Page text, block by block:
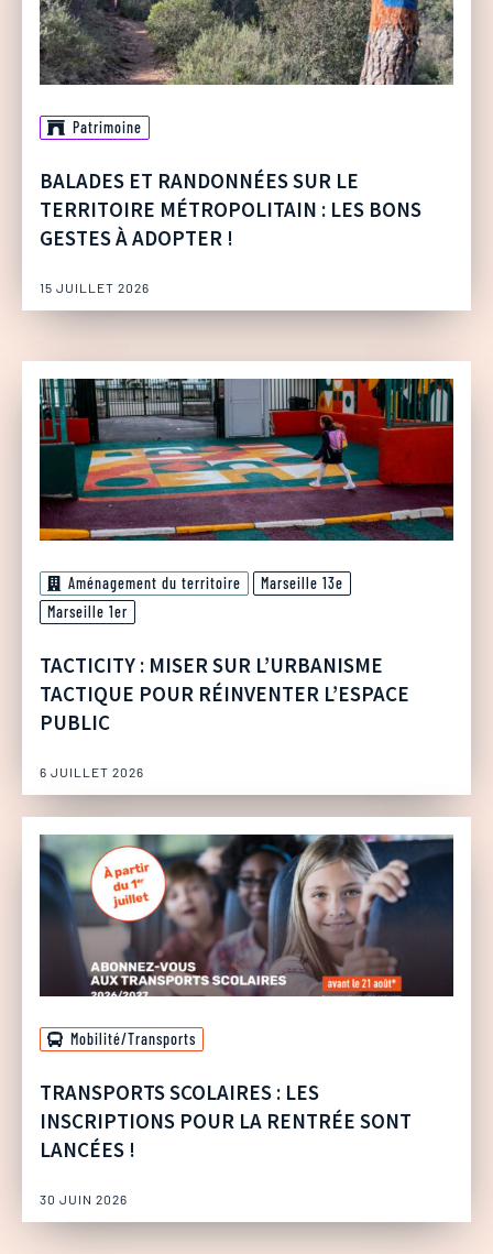
Patrimoine
BALADES ET RANDONNÉES SUR LE
TERRITOIRE MÉTROPOLITAIN : LES BONS
GESTES À ADOPTER !
15 JUILLET 2026
Aménagement du territoire
Marseille 13e
Marseille 1er
TACTICITY : MISER SUR L’URBANISME
TACTIQUE POUR RÉINVENTER L’ESPACE
PUBLIC
6 JUILLET 2026
Mobilité/Transports
TRANSPORTS SCOLAIRES : LES
INSCRIPTIONS POUR LA RENTRÉE SONT
LANCÉES !
30 JUIN 2026